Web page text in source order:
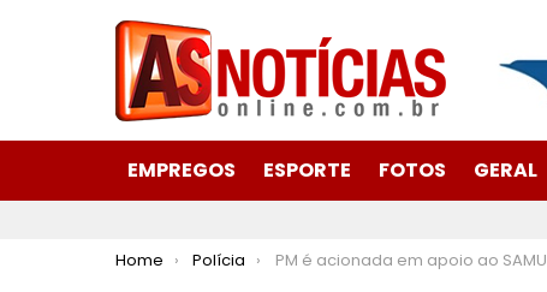
EMPREGOS ESPORTE FOTOS GERAL
You are here:
Home Polícia PM é acionada em apoio ao SAMU para conter mulher em surto no bairro Jardim das Oliveiras